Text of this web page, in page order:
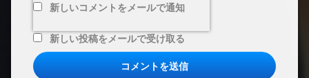
新しいコメントをメールで通知
新しい投稿をメールで受け取る